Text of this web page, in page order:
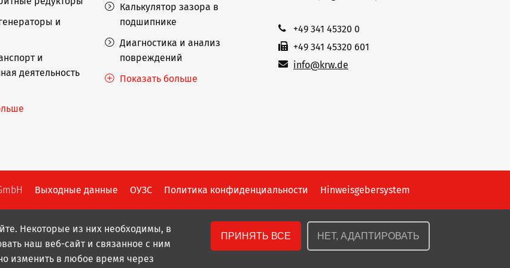
и
и
деятельность
Калькулятор зазора в
подшипнике
Диагностика и анализ
повреждений
Показать больше
+49 341 45320 0
+49 341 45320 601
info@krw.de
Выходные данные ОУЗС Политика конфиденциальности Hinweisgebersystem
Некоторые из них необходимы, в
наш веб-сайт и связанное с ним
изменить в любое время через
ПРИНЯТЬ ВСЕ НЕТ, АДАПТИРОВАТЬ